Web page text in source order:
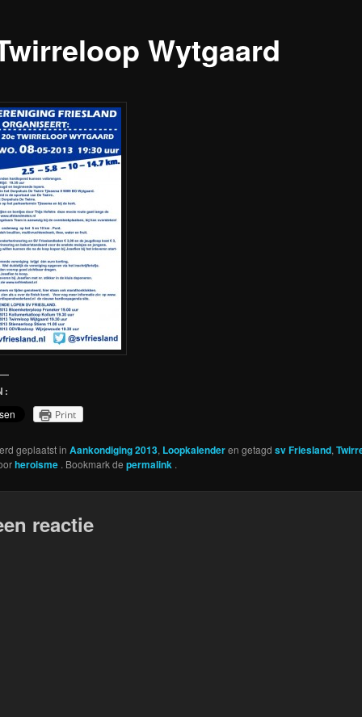
Wytgaard
Print
geplaatst in Aankondiging 2013, Loopkalenderen getagd sv Friesland,
heroisme . Bookmark de permalink .
reactie